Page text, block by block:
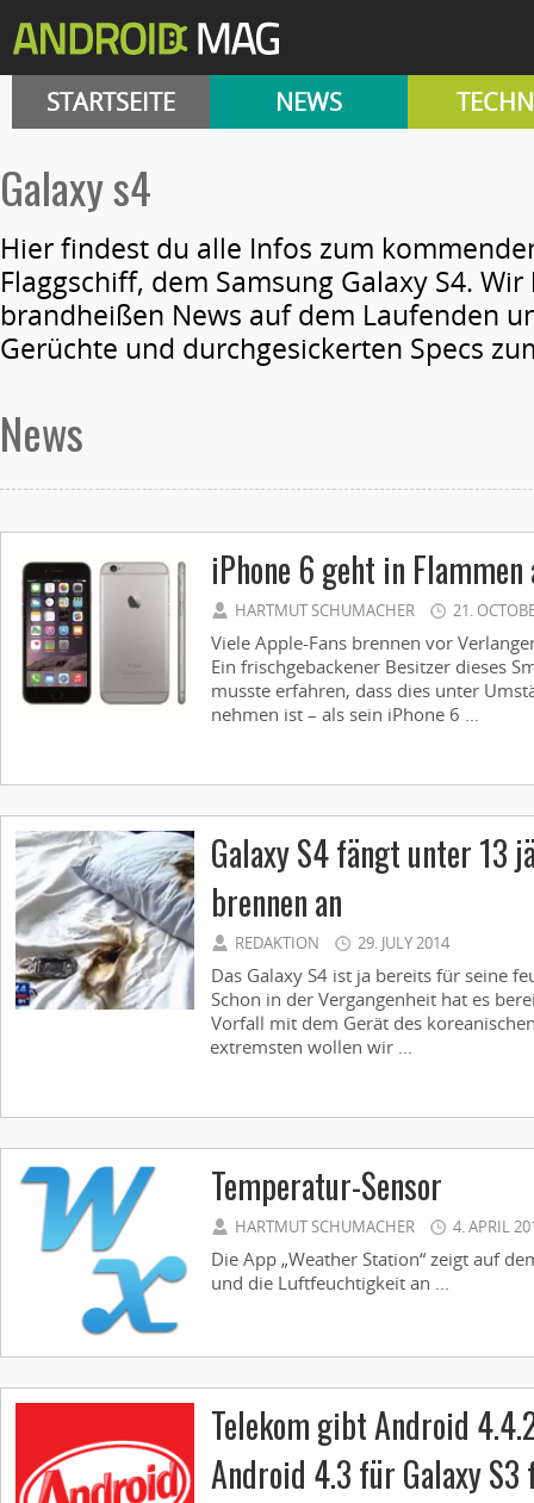
STARTSEITE NEWS
galaxy s4
Hier findest du alle Infos zum
Flaggschiff, dem Samsung Galaxy S4.
brandheißen News auf dem Laufenden
Gerüchte und durchgesickerten Specs
News
iPhone 6 geht in Flammen
HARTMUT SCHUMACHER 21.
Viele Apple-Fans brennen vor
Ein frischgebackener Besitzer dieses
musste erfahren, dass dies unter
nehmen ist – als sein iPhone 6 ...
Galaxy S4 fängt unter 13
brennen an
REDAKTION 29. JULY 2014
Das Galaxy S4 ist ja bereits für seine
Schon in der Vergangenheit hat es
Vorfall mit dem Gerät des
extremsten wollen wir ...
Temperatur-Sensor
HARTMUT SCHUMACHER 4. APRIL
Die App „Weather Station“ zeigt auf
und die Luftfeuchtigkeit an ...
Telekom gibt Android
Android 4.3 für Galaxy